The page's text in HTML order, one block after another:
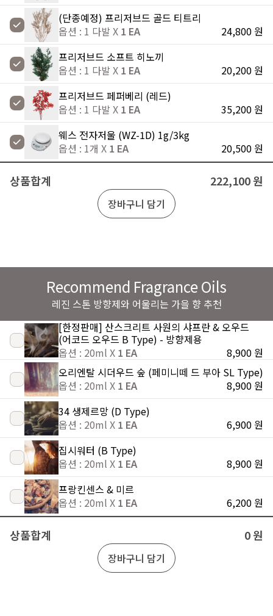
(단종예정) 프리저브드 골드 티트리
옵션 : 1 다발 X 1 EA
24,800 원
프리저브드 소프트 히노끼
옵션 : 1 다발 X 1 EA
20,200 원
프리저브드 페퍼베리 (레드)
옵션 : 1 다발 X 1 EA
35,200 원
웨스 전자저울 (WZ-1D) 1g/3kg
옵션 : 1개 X 1 EA 20,500 원
상품합계 222,100 원
장바구니 담기
Recommend Fragrance Oils
레진 스톤 방향제와 어울리는 가을 향 추천
[한정판매] 산스크리트 사원의 샤프란 & 오우드
(어코드 오우드 B Type) - 방향제용
옵션 : 20ml X 1 EA
8,900 원
오리엔탈 시더우드 숲 (페미니떼 드 부아 SL Type)
옵션 : 20ml X 1 EA
8,900 원
34 생제르망 (D Type)
옵션 : 20ml X 1 EA
6,900 원
집시워터 (B Type)
옵션 : 20ml X 1 EA
8,900 원
프랑킨센스 & 미르
옵션 : 20ml X 1 EA 6,200 원
상품합계 0 원
장바구니 담기